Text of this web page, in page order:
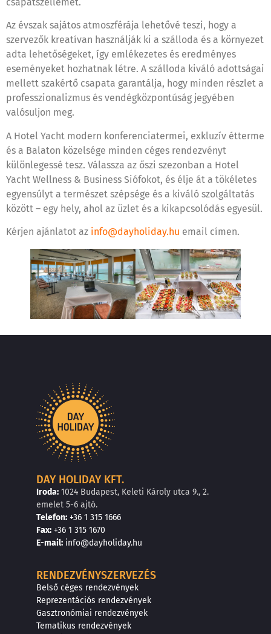
Az évszak sajátos atmoszférája lehetővé teszi, hogy a
szervezők kreatívan használják ki a szálloda és a környezet
adta lehetőségeket, így emlékezetes és eredményes
eseményeket hozhatnak létre. A szálloda kiváló adottságai
mellett szakértő csapata garantálja, hogy minden részlet a
professzionalizmus és vendégközpontúság jegyében
valósuljon meg.
A Hotel Yacht modern konferenciatermei, exkluzív étterme
és a Balaton közelsége minden céges rendezvényt
különlegessé tesz. Válassza az őszi szezonban a Hotel
Yacht Wellness & Business Siófokot, és élje át a tökéletes
egyensúlyt a természet szépsége és a kiváló szolgáltatás
között – egy hely, ahol az üzlet és a kikapcsolódás egyesül.
Kérjen ajánlatot az info@dayholiday.hu email címen.
DAY HOLIDAY KFT.
Iroda: 1024 Budapest, Keleti Károly utca 9., 2.
emelet 5-6 ajtó.
Telefon: +36 1 315 1666
Fax: +36 1 315 1670
E-mail: info@dayholiday.hu
RENDEZVÉNYSZERVEZÉS
Belső céges rendezvények
Reprezentációs rendezvények
Gasztronómiai rendezvények
Tematikus rendezvények